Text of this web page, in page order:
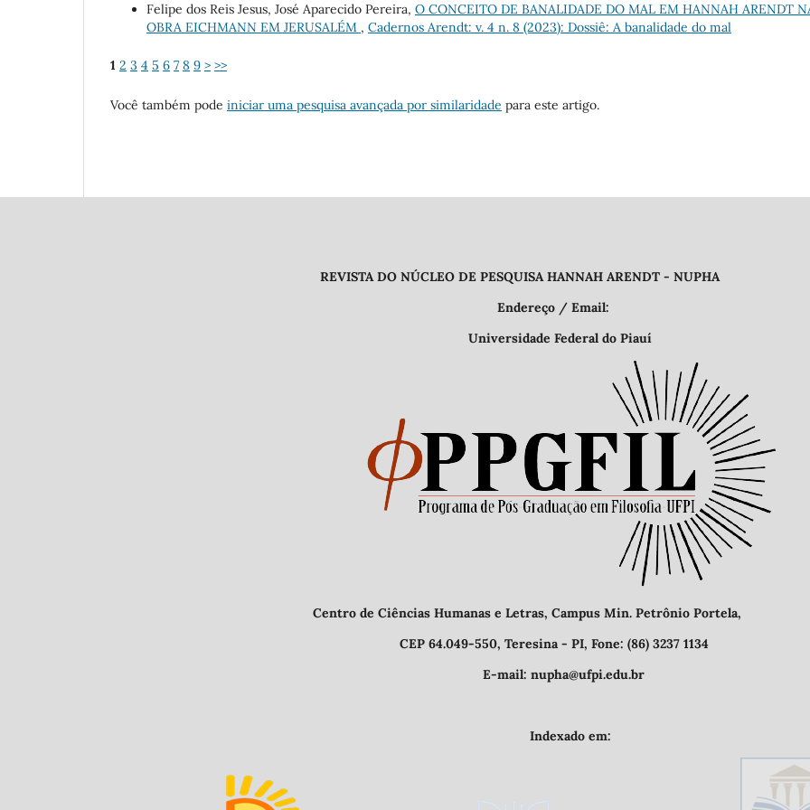
Felipe dos Reis Jesus, José Aparecido Pereira, O CONCEITO DE BANALIDADE DO MAL EM HANNAH ARENDT
OBRA EICHMANN EM JERUSALÉM , Cadernos Arendt: v. 4 n. 8 (2023): Dossiê: A banalidade do mal
1 2 3 4 5 6 7 8 9 > >>
Você também pode iniciar uma pesquisa avançada por similaridade para este artigo.
REVISTA DO NÚCLEO DE PESQUISA HANNAH ARENDT - NUPHA
Endereço / Email:
Universidade Federal do Piauí
Centro de Ciências Humanas e Letras, Campus Min. Petrônio Portela,
CEP 64.049-550, Teresina - PI, Fone: (86) 3237 1134
E-mail: nupha@ufpi.edu.br
Indexado em: